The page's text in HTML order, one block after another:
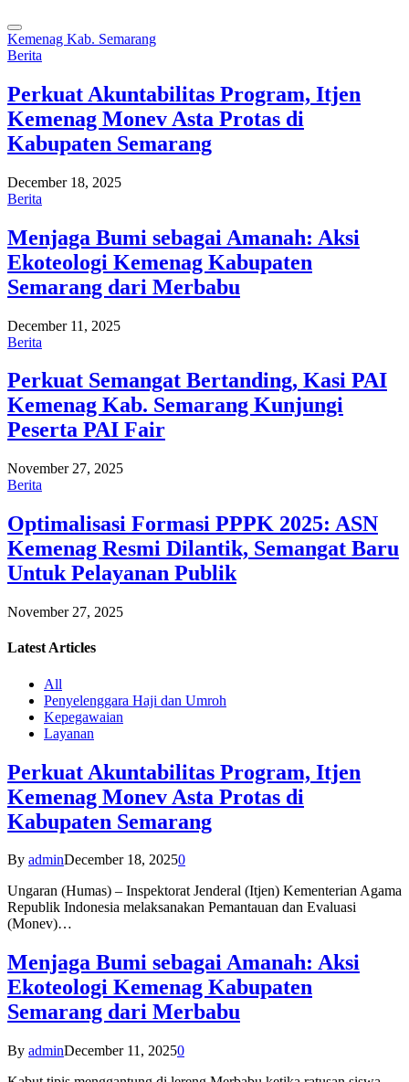
Kemenag Kab. Semarang
Berita
Perkuat Akuntabilitas Program, Itjen
Kemenag Monev Asta Protas di
Kabupaten Semarang
December 18, 2025
Berita
Menjaga Bumi sebagai Amanah: Aksi
Ekoteologi Kemenag Kabupaten
Semarang dari Merbabu
December 11, 2025
Berita
Perkuat Semangat Bertanding, Kasi PAI
Kemenag Kab. Semarang Kunjungi
Peserta PAI Fair
November 27, 2025
Berita
Optimalisasi Formasi PPPK 2025: ASN
Kemenag Resmi Dilantik, Semangat Baru
Untuk Pelayanan Publik
November 27, 2025
Latest Articles
All
Penyelenggara Haji dan Umroh
Kepegawaian
Layanan
Perkuat Akuntabilitas Program, Itjen
Kemenag Monev Asta Protas di
Kabupaten Semarang
By adminDecember 18, 20250
Ungaran (Humas) – Inspektorat Jenderal (Itjen) Kementerian Agama
Republik Indonesia melaksanakan Pemantauan dan Evaluasi
(Monev)…
Menjaga Bumi sebagai Amanah: Aksi
Ekoteologi Kemenag Kabupaten
Semarang dari Merbabu
By adminDecember 11, 20250